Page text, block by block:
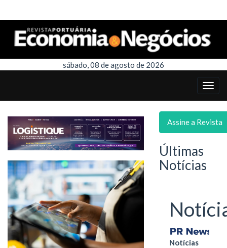
sábado, 08 de agosto de 2026
Assine a Revista
Últimas
Notícias
Notícias